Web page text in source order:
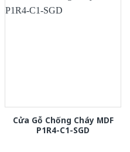
Cửa Gỗ Chống Cháy MDF
P1R4-C1-SGD